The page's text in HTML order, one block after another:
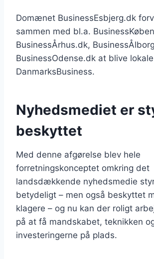
Domænet BusinessEsbjerg.dk
sammen med bl.a.
BusinessÅrhus.dk,
BusinessOdense.dk at blive lokale
DanmarksBusiness.
Nyhedsmediet er
beskyttet
Med denne afgørelse blev hele
forretningskonceptet omkring det
landsdækkende nyhedsmedie
betydeligt – men også beskyttet
klagere – og nu kan der roligt
på at få mandskabet, teknikken
investeringerne på plads.